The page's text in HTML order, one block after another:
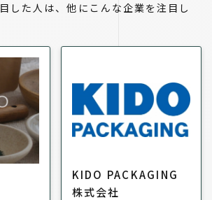
した人は、他にこんな企業を注目し
KIDO PACKAGING
株式会社